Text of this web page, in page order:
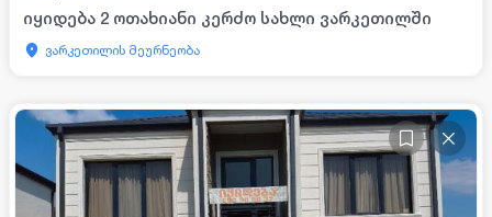
იყიდება 2 ოთახიანი კერძო სახლი ვარკეთილში
ვარკეთილის მეურნეობა